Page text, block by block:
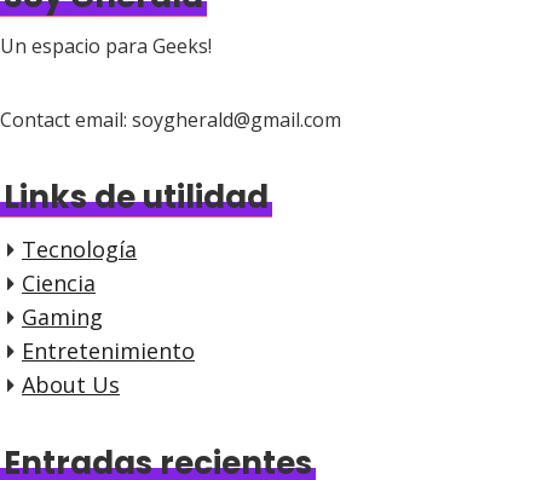
Un espacio para Geeks!
Contact email: soygherald@gmail.com
Links de utilidad
Tecnología
Ciencia
Gaming
Entretenimiento
About Us
Entradas recientes